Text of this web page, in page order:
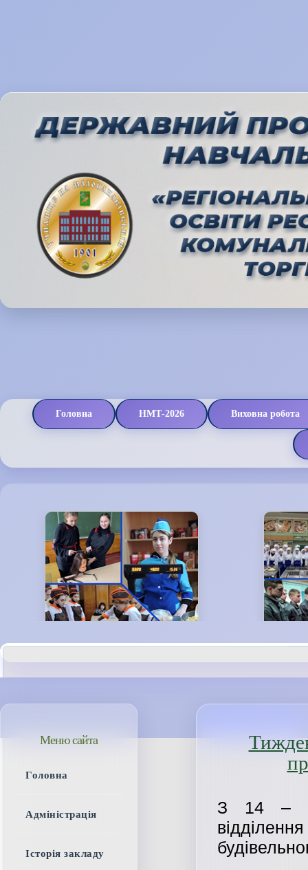
Головна НМТ-2026 Виховна робота
З 14 –
Меню сайта
Головна
Адміністрація
Історія закладу